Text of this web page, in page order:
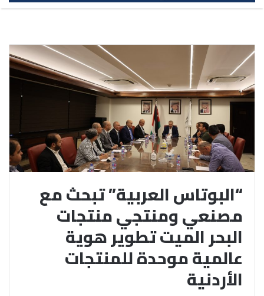
“البوتاس العربية” تبحث مع
مصنعي ومنتجي منتجات
البحر الميت تطوير هوية
عالمية موحدة للمنتجات
الأردنية